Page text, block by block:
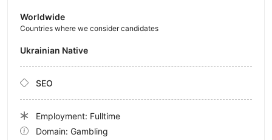
Worldwide
Countries where we consider candidates
Ukrainian Native
SEO
Employment: Fulltime
Domain: Gambling